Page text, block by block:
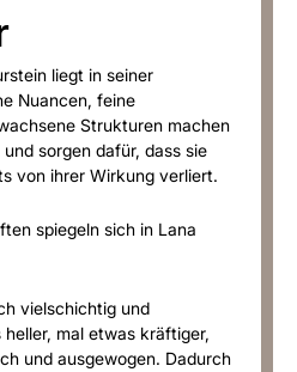
liegt in seiner
Nuancen, feine
Strukturen machen
sorgen dafür, dass sie
von ihrer Wirkung verliert.
spiegeln sich in Lana
vielschichtig und
mal etwas kräftiger,
und ausgewogen. Dadurch